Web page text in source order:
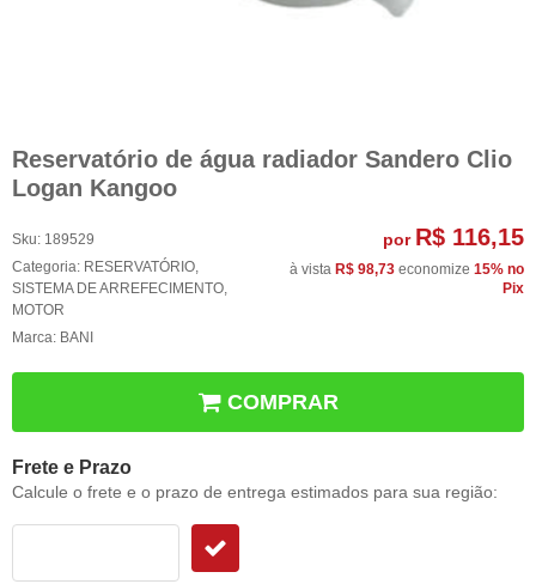
Reservatório de água radiador Sandero Clio
Logan Kangoo
Sku: 189529
Categoria: RESERVATÓRIO,
SISTEMA DE ARREFECIMENTO,
MOTOR
Marca: BANI
por R$ 116,15
à vista R$ 98,73 economize 15% no
Pix
COMPRAR
Frete e Prazo
Calcule o frete e o prazo de entrega estimados para sua região: